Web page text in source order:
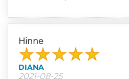
Hinne
DIANA
2021-08-25